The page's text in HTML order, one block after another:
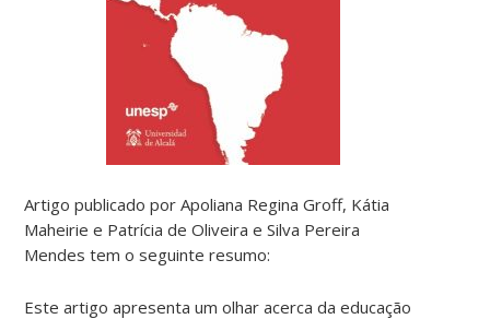
Artigo publicado por Apoliana Regina Groff, Kátia
Maheirie e Patrícia de Oliveira e Silva Pereira
Mendes tem o seguinte resumo:
Este artigo apresenta um olhar acerca da educação